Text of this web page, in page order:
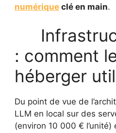
numérique clé en main.
: comment
héberger
Du point de vue de
LLM en local sur des
(environ 10 000 €